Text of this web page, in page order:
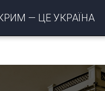
— ЦЕ УКРАЇНА